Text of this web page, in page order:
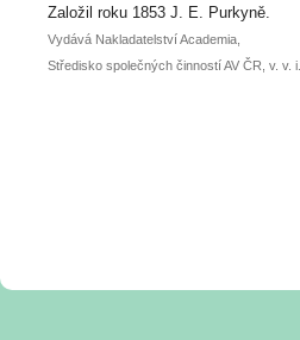
posteru je už 30. června.
Založil roku 1853 J. E. Purkyně.
Vydává Nakladatelství Academia,
Středisko společných činností AV ČR, v. v.